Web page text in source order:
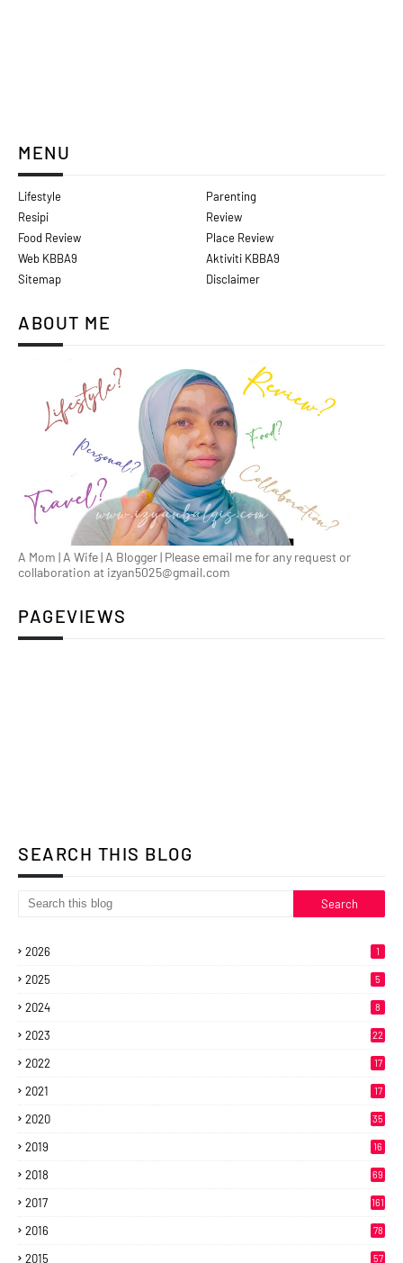
MENU
Lifestyle
Parenting
Resipi
Review
Food Review
Place Review
Web KBBA9
Aktiviti KBBA9
Sitemap
Disclaimer
ABOUT ME
A Mom | A Wife | A Blogger | Please email me for any request or
collaboration at izyan5025@gmail.com
PAGEVIEWS
SEARCH THIS BLOG
2026 1
2025 5
2024 8
2023 22
2022 17
2021 17
2020 35
2019 16
2018 69
2017 161
2016 78
2015 57